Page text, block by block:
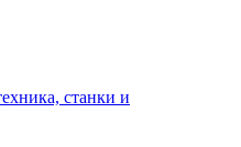
станки и